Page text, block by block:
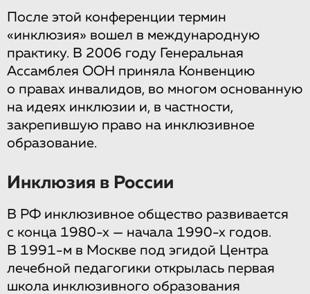
После этой конференции термин
«инклюзия» вошел в международную
практику. В 2006 году Генеральная
Ассамблея ООН приняла Конвенцию
о правах инвалидов, во многом основанную
на идеях инклюзии и, в частности,
закрепившую право на инклюзивное
образование.
Инклюзия в России
В РФ инклюзивное общество развивается
с конца 1980-х — начала 1990-х годов.
В 1991-м в Москве под эгидой Центра
лечебной педагогики открылась первая
школа инклюзивного образования